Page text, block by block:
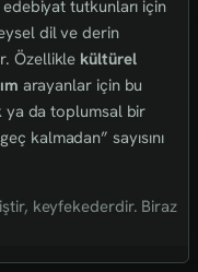
edebiyat tutkunları için
dil ve derin
Özellikle kültürel
arayanlar için bu
ya da toplumsal bir
kalmadan” sayısını
keyfekederdir. Biraz